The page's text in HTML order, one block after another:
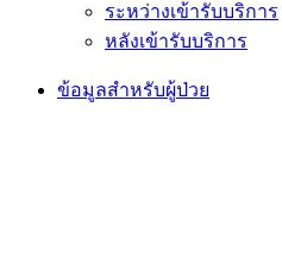
ระหว่างเข้ารับบริการ
หลังเข้ารับบริการ
ข้อมูลสำหรับผู้ป่วย